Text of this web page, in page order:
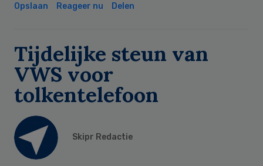
Opslaan Reageer nu Delen
Tijdelijke steun van
VWS voor
tolkentelefoon
Skipr Redactie